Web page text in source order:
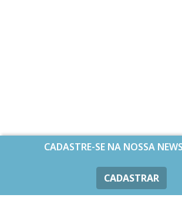
CADASTRE-SE NA NOSSA
CADASTRAR